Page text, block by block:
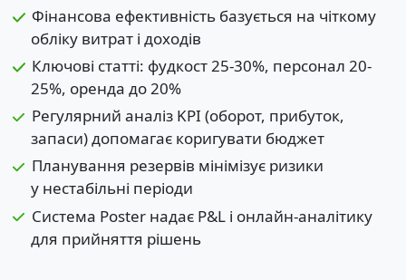
Фінансова ефективність базується на чіткому
обліку витрат і доходів
Ключові статті: фудкост 25-30%, персонал 20-
25%, оренда до 20%
Регулярний аналіз KPI (оборот, прибуток,
запаси) допомагає коригувати бюджет
Планування резервів мінімізує ризики
у нестабільні періоди
Система Poster надає P&L і онлайн-аналітику
для прийняття рішень